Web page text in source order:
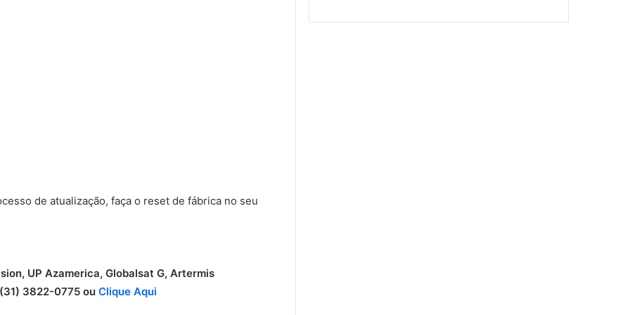
de atualização, faça o reset de fábrica no seu
UP Azamerica, Globalsat G, Artermis
3822-0775 ou Clique Aqui